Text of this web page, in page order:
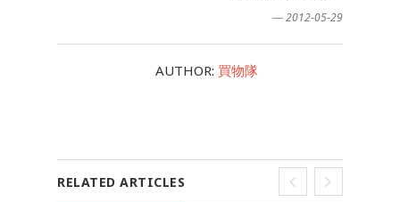
― 2012-05-29
AUTHOR: 買物隊
RELATED ARTICLES